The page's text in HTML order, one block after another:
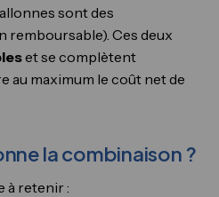
sont des
remboursable). Ces deux
et se complètent
au maximum le coût net de
la combinaison ?
à retenir :